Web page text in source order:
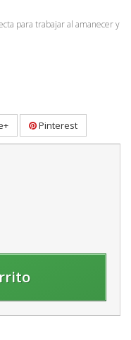
para trabajar al amanecer y
Pinterest